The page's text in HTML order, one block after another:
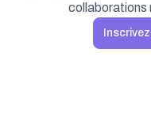
collaborations